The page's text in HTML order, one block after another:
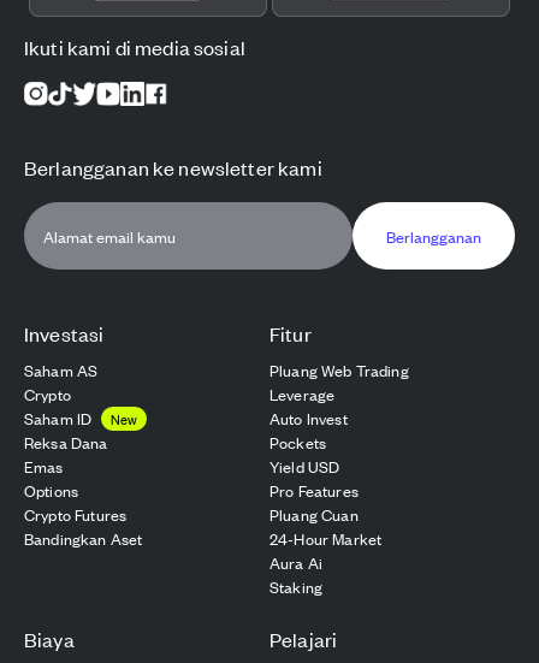
Investasi
Saham AS
Crypto
Saham ID
New
Reksa Dana
Emas
Options
Crypto Futures
Bandingkan Aset
Fitur
Pluang Web Trading
Leverage
Auto Invest
Pockets
Yield USD
Pro Features
Pluang Cuan
24-Hour Market
Aura Ai
Staking
Biaya Pelajari
Ikuti kami di media sosial
Berlangganan ke newsletter kami
Berlangganan